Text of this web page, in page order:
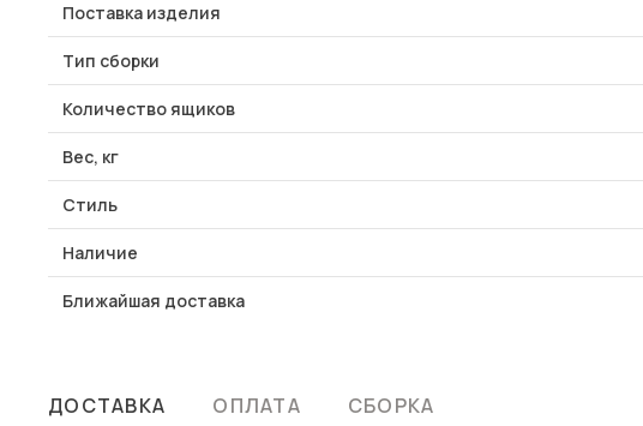
Поставка изделия
Тип сборки
Количество ящиков
Вес, кг
Стиль
Наличие
Ближайшая доставка
ДОСТАВКА ОПЛАТА СБОРКА